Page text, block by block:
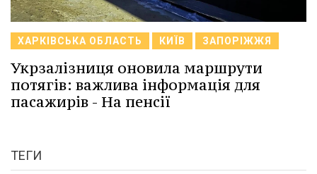
ХАРКІВСЬКА ОБЛАСТЬ КИЇВ ЗАПОРІЖЖЯ
Укрзалізниця оновила маршрути
потягів: важлива інформація для
пасажирів - На пенсії
ТЕГИ